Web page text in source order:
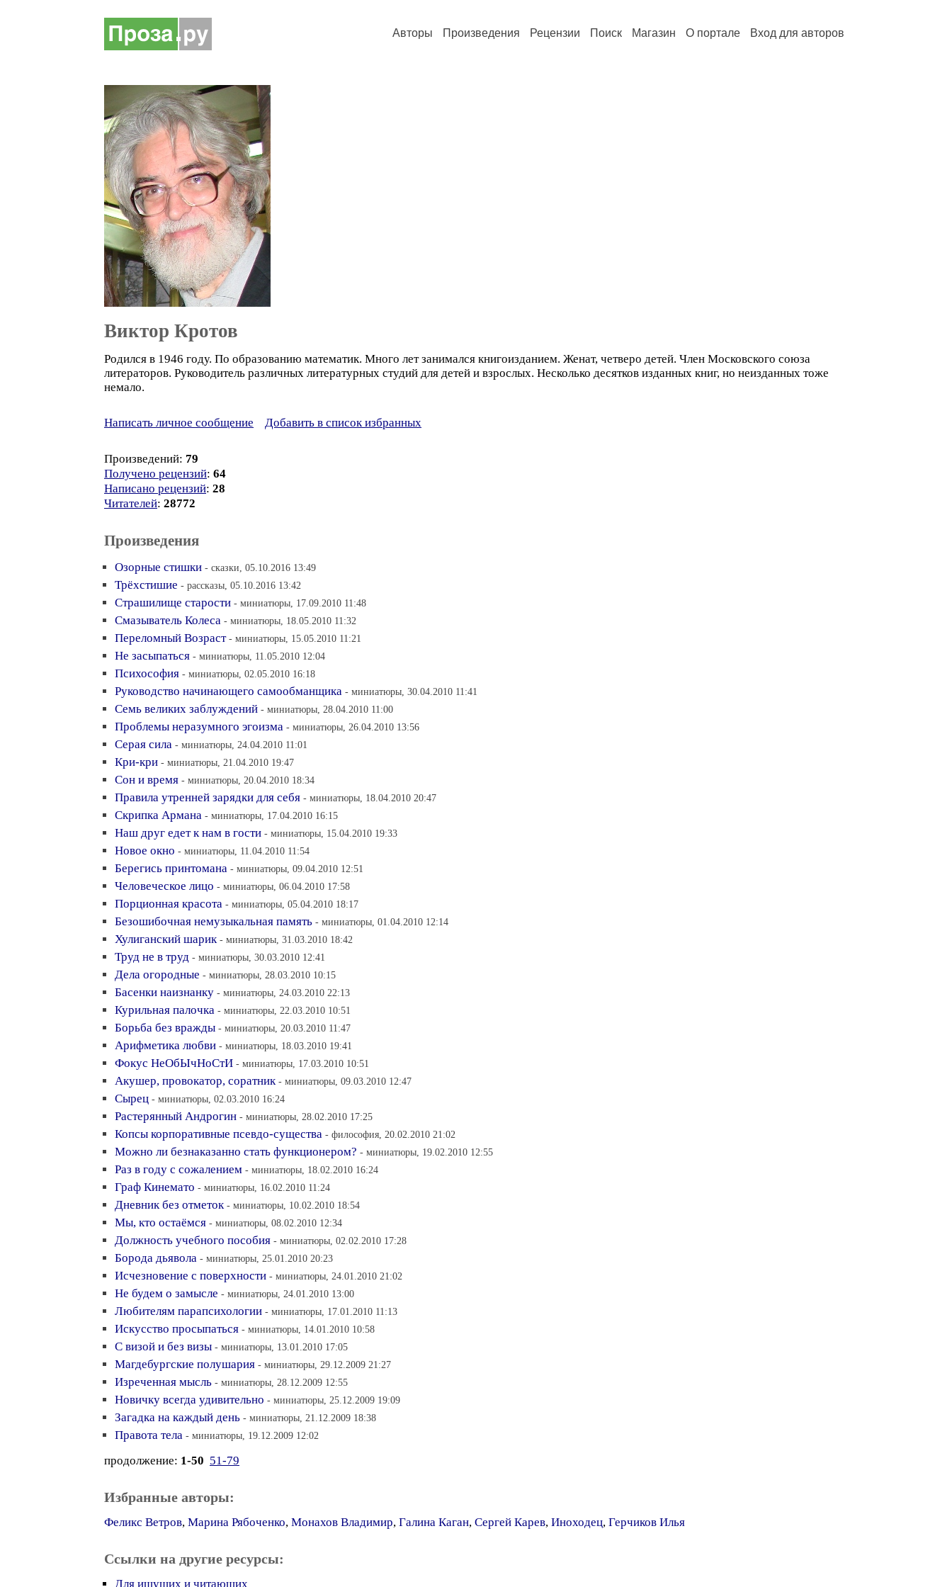
Авторы Произведения Рецензии Поиск Магазин О портале Вход для авторов
Виктор Кротов
Родился в 1946 году. По образованию математик. Много лет занимался книгоизданием. Женат, четверо детей. Член Московского союза
литераторов. Руководитель различных литературных студий для детей и взрослых. Несколько десятков изданных книг, но неизданных тоже
немало.
Написать личное сообщение Добавить в список избранных
Произведений: 79
Получено рецензий: 64
Написано рецензий: 28
Читателей: 28772
Произведения
Озорные стишки - сказки, 05.10.2016 13:49
Трёхстишие - рассказы, 05.10.2016 13:42
Страшилище старости - миниатюры, 17.09.2010 11:48
Смазыватель Колеса - миниатюры, 18.05.2010 11:32
Переломный Возраст - миниатюры, 15.05.2010 11:21
Не засыпаться - миниатюры, 11.05.2010 12:04
Психософия - миниатюры, 02.05.2010 16:18
Руководство начинающего самообманщика - миниатюры, 30.04.2010 11:41
Семь великих заблуждений - миниатюры, 28.04.2010 11:00
Проблемы неразумного эгоизма - миниатюры, 26.04.2010 13:56
Серая сила - миниатюры, 24.04.2010 11:01
Кри-кри - миниатюры, 21.04.2010 19:47
Сон и время - миниатюры, 20.04.2010 18:34
Правила утренней зарядки для себя - миниатюры, 18.04.2010 20:47
Скрипка Армана - миниатюры, 17.04.2010 16:15
Наш друг едет к нам в гости - миниатюры, 15.04.2010 19:33
Новое окно - миниатюры, 11.04.2010 11:54
Берегись принтомана - миниатюры, 09.04.2010 12:51
Человеческое лицо - миниатюры, 06.04.2010 17:58
Порционная красота - миниатюры, 05.04.2010 18:17
Безошибочная немузыкальная память - миниатюры, 01.04.2010 12:14
Хулиганский шарик - миниатюры, 31.03.2010 18:42
Труд не в труд - миниатюры, 30.03.2010 12:41
Дела огородные - миниатюры, 28.03.2010 10:15
Басенки наизнанку - миниатюры, 24.03.2010 22:13
Курильная палочка - миниатюры, 22.03.2010 10:51
Борьба без вражды - миниатюры, 20.03.2010 11:47
Арифметика любви - миниатюры, 18.03.2010 19:41
Фокус НеОбЫчНоСтИ - миниатюры, 17.03.2010 10:51
Акушер, провокатор, соратник - миниатюры, 09.03.2010 12:47
Сырец - миниатюры, 02.03.2010 16:24
Растерянный Андрогин - миниатюры, 28.02.2010 17:25
Копсы корпоративные псевдо-существа - философия, 20.02.2010 21:02
Можно ли безнаказанно стать функционером? - миниатюры, 19.02.2010 12:55
Раз в году с сожалением - миниатюры, 18.02.2010 16:24
Граф Кинемато - миниатюры, 16.02.2010 11:24
Дневник без отметок - миниатюры, 10.02.2010 18:54
Мы, кто остаёмся - миниатюры, 08.02.2010 12:34
Должность учебного пособия - миниатюры, 02.02.2010 17:28
Борода дьявола - миниатюры, 25.01.2010 20:23
Исчезновение с поверхности - миниатюры, 24.01.2010 21:02
Не будем о замысле - миниатюры, 24.01.2010 13:00
Любителям парапсихологии - миниатюры, 17.01.2010 11:13
Искусство просыпаться - миниатюры, 14.01.2010 10:58
С визой и без визы - миниатюры, 13.01.2010 17:05
Магдебургские полушария - миниатюры, 29.12.2009 21:27
Изреченная мысль - миниатюры, 28.12.2009 12:55
Новичку всегда удивительно - миниатюры, 25.12.2009 19:09
Загадка на каждый день - миниатюры, 21.12.2009 18:38
Правота тела - миниатюры, 19.12.2009 12:02
продолжение: 1-50 51-79
Избранные авторы:
Феликс Ветров, Марина Рябоченко, Монахов Владимир, Галина Каган, Сергей Карев, Иноходец, Герчиков Илья
Ссылки на другие ресурсы:
Для ищущих и читающих